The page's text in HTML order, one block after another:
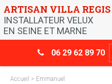
Skip
to
content
ARTISAN VILLA REGIS
INSTALLATEUR VELUX
EN SEINE ET MARNE
06 29 62 89 70
Accueil > Emmanuel